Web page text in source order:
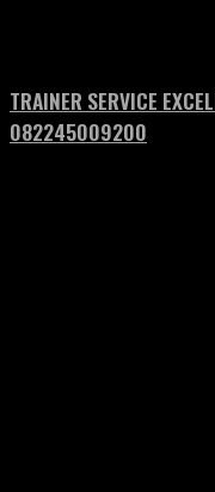
TRAINER SERVICE
082245009200